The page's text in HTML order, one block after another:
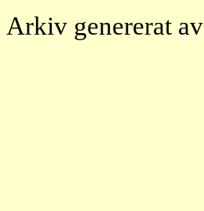
Arkiv genererat av